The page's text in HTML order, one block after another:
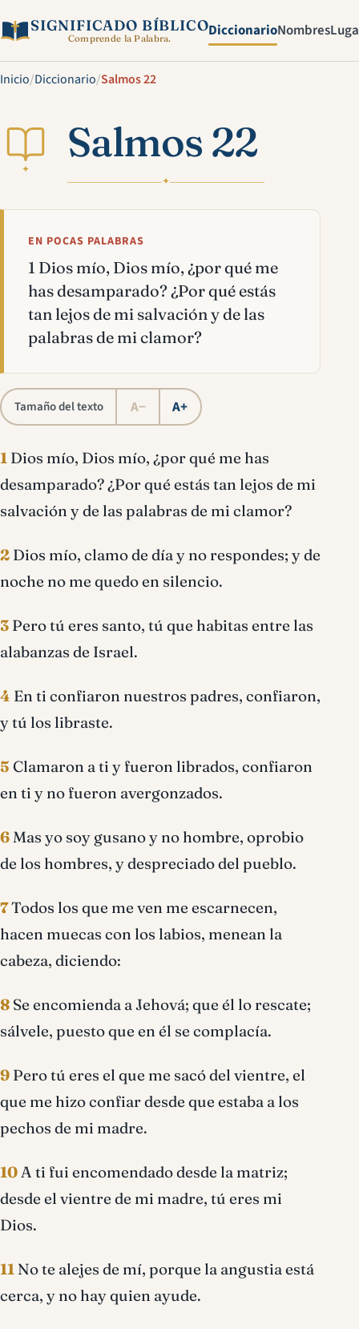
SIGNIFICADO BÍBLICO
Comprende la Palabra. DiccionarioNombres
Inicio/Diccionario/Salmos 22
✦
Salmos 22
✦
EN POCAS PALABRAS
1 Dios mío, Dios mío, ¿por qué me
has desamparado? ¿Por qué estás
tan lejos de mi salvación y de las
palabras de mi clamor?
Tamaño del texto A− A+
1 Dios mío, Dios mío, ¿por qué me has
desamparado? ¿Por qué estás tan lejos de mi
salvación y de las palabras de mi clamor?
2 Dios mío, clamo de día y no respondes; y de
noche no me quedo en silencio.
3 Pero tú eres santo, tú que habitas entre las
alabanzas de Israel.
4 En ti confiaron nuestros padres, confiaron,
y tú los libraste.
5 Clamaron a ti y fueron librados, confiaron
en ti y no fueron avergonzados.
6Mas yo soy gusano y no hombre, oprobio
de los hombres, y despreciado del pueblo.
7Todos los que me ven me escarnecen,
hacen muecas con los labios, menean la
cabeza, diciendo:
8 Se encomienda a Jehová; que él lo rescate;
sálvele, puesto que en él se complacía.
9 Pero tú eres el que me sacó del vientre, el
que me hizo confiar desde que estaba a los
pechos de mi madre.
10A ti fui encomendado desde la matriz;
desde el vientre de mi madre, tú eres mi
Dios.
11 No te alejes de mí, porque la angustia está
cerca, y no hay quien ayude.